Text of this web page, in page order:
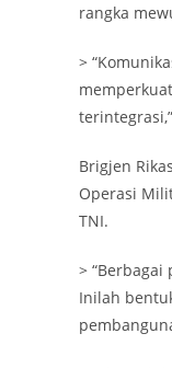
rangka
>
Brigjen
Operasi
TNI.
>
Inilah